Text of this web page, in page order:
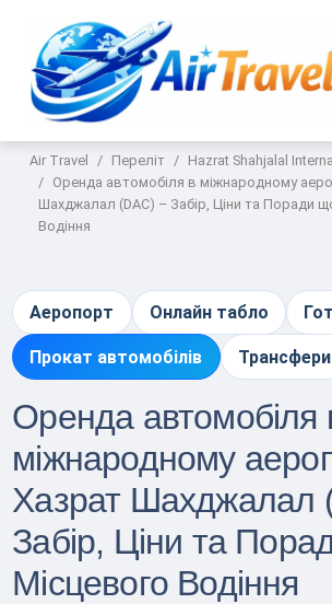
Air Travel Переліт
Hazrat Shahjalal
Оренда автомобіля в міжнародному
Шахджалал (DAC) – Забір, Ціни та Поради
Водіння
Аеропорт Онлайн табло
Прокат автомобілів Трансфери
Оренда автомобіля
міжнародному
Хазрат Шахджалал
Забір, Ціни та
Місцевого Водіння